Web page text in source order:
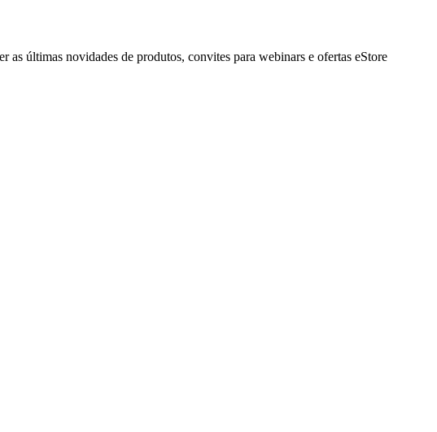
últimas novidades de produtos, convites para webinars e ofertas eStore